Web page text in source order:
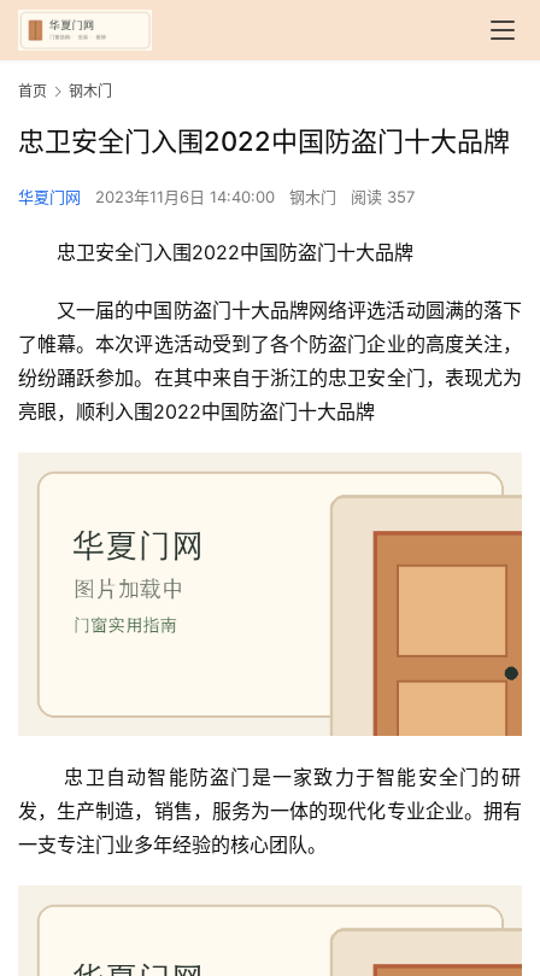
首页 钢木门
忠卫安全门入围2022中国防盗门十大品牌
华夏门网 2023年11月6日 14:40:00 钢木门 阅读 357
忠卫安全门入围2022中国防盗门十大品牌
又一届的中国防盗门十大品牌网络评选活动圆满的落下
了帷幕。本次评选活动受到了各个防盗门企业的高度关注，
纷纷踊跃参加。在其中来自于浙江的忠卫安全门，表现尤为
亮眼，顺利入围2022中国防盗门十大品牌
忠卫自动智能防盗门是一家致力于智能安全门的研
发，生产制造，销售，服务为一体的现代化专业企业。拥有
一支专注门业多年经验的核心团队。